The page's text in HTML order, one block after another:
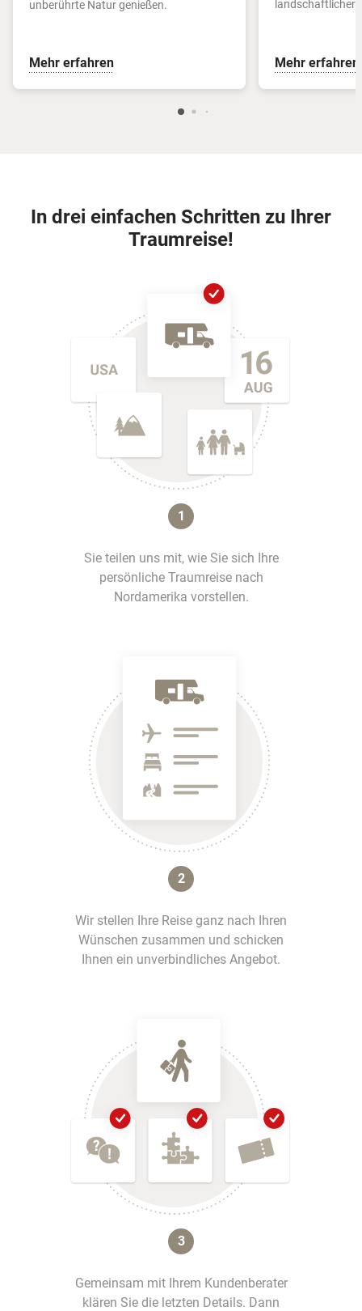
unberührte Natur genießen.
Mehr erfahren
landschaftlicher
Mehr erfahren
In drei einfachen Schritten zu Ihrer
Traumreise!
1
Sie teilen uns mit, wie Sie sich Ihre
persönliche Traumreise nach
Nordamerika vorstellen.
2
Wir stellen Ihre Reise ganz nach Ihren
Wünschen zusammen und schicken
Ihnen ein unverbindliches Angebot.
3
Gemeinsam mit Ihrem Kundenberater
klären Sie die letzten Details. Dann